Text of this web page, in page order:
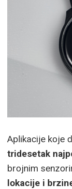
Aplikacije koje
tridesetak
brojnim
lokacije i